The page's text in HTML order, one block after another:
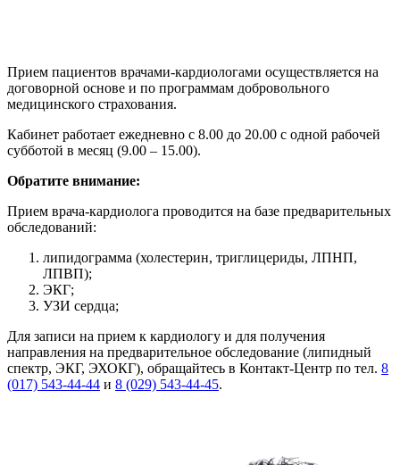
Прием пациентов врачами-кардиологами осуществляется на
договорной основе и по программам добровольного
медицинского страхования.
Кабинет работает ежедневно с 8.00 до 20.00 с одной рабочей
субботой в месяц (9.00 – 15.00).
Обратите внимание:
Прием врача-кардиолога проводится на базе предварительных
обследований:
липидограмма (холестерин, триглицериды, ЛПНП,
ЛПВП);
ЭКГ;
УЗИ сердца;
Для записи на прием к кардиологу и для получения
направления на предварительное обследование (липидный
спектр, ЭКГ, ЭХОКГ), обращайтесь в Контакт-Центр по тел. 8
(017) 543-44-44 и 8 (029) 543-44-45.